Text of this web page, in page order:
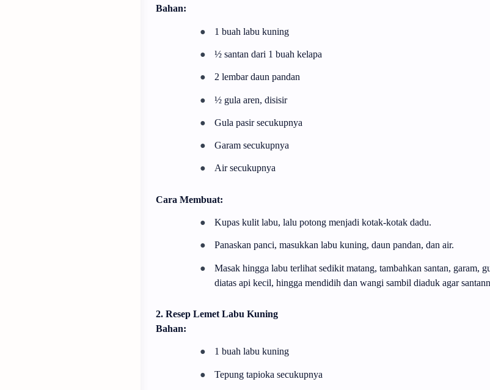
Bahan:
● 1 buah labu kuning
● ½ santan dari 1 buah kelapa
● 2 lembar daun pandan
● ½ gula aren, disisir
● Gula pasir secukupnya
● Garam secukupnya
● Air secukupnya
Cara Membuat:
● Kupas kulit labu, lalu potong menjadi kotak-kotak dadu.
● Panaskan panci, masukkan labu kuning, daun pandan, dan air.
●
Masak hingga labu terlihat sedikit matang, tambahkan santan, garam,
diatas api kecil, hingga mendidih dan wangi sambil diaduk agar
2. Resep Lemet Labu Kuning
Bahan:
● 1 buah labu kuning
● Tepung tapioka secukupnya